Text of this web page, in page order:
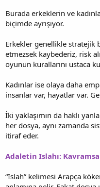
Burada erkeklerin ve
biçimde ayrışıyor.
Erkekler genellikle stratejik
etmezsek kaybederiz, risk
oyunun kurallarını ustaca
Kadınlar ise olaya daha
insanlar var, hayatlar var.
İki yaklaşımın da haklı
her dosya, aynı zamanda
itiraf eder.
Adaletin Islahı:
“Islah” kelimesi Arapça